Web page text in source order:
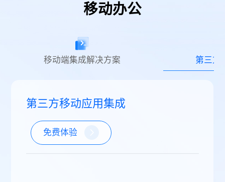
移动办公
移动端集成解决方案 第三方
第三方移动应用集成
免费体验